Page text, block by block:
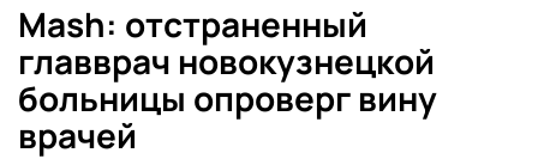
Mash: отстраненный
главврач новокузнецкой
больницы опроверг вину
врачей